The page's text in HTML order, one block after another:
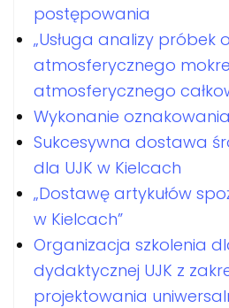
postępowania
„Usługa analizy próbek
atmosferycznego
atmosferycznego
Wykonanie oznakowania
Sukcesywna dostawa
dla UJK w Kielcach
„Dostawę artykułów
w Kielcach”
Organizacja szkolenia
dydaktycznej UJK z
projektowania